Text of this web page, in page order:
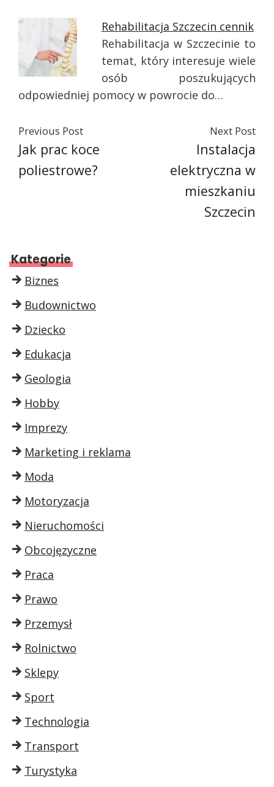
Rehabilitacja Szczecin cennik
Rehabilitacja w Szczecinie to
temat, który interesuje wiele
osób poszukujących
odpowiedniej pomocy w powrocie do…
Previous Post
Jak prac koce
poliestrowe?
Next Post
Instalacja
elektryczna w
mieszkaniu
Szczecin
Kategorie
Biznes
Budownictwo
Dziecko
Edukacja
Geologia
Hobby
Imprezy
Marketing i reklama
Moda
Motoryzacja
Nieruchomości
Obcojęzyczne
Praca
Prawo
Przemysł
Rolnictwo
Sklepy
Sport
Technologia
Transport
Turystyka